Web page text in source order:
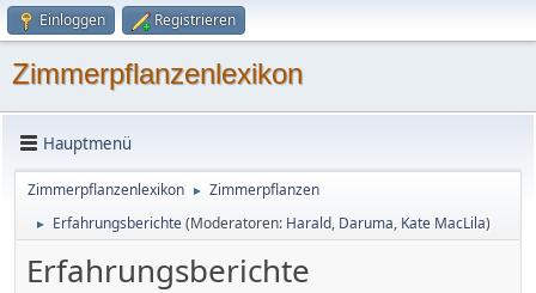
Einloggen Registrieren
Zimmerpflanzenlexikon
Hauptmenü
Zimmerpflanzenlexikon ► Zimmerpflanzen
► Erfahrungsberichte(Moderatoren: Harald, Daruma, Kate MacLila)
Erfahrungsberichte